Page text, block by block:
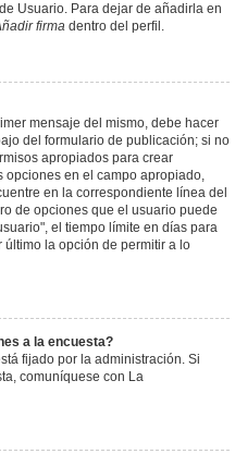
Usuario. Para dejar de añadirla en
firma dentro del perfil.
mensaje del mismo, debe hacer
del formulario de publicación; si no
apropiados para crear
opciones en el campo apropiado,
en la correspondiente línea del
de opciones que el usuario puede
el tiempo límite en días para
último la opción de permitir a lo
a la encuesta?
fijado por la administración. Si
comuníquese con La